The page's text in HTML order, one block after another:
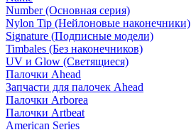
Number (Основная серия)
Nylon Tip (Нейлоновые наконечники)
Signature (Подписные модели)
Timbales (Без наконечников)
UV и Glow (Светящиеся)
Палочки Ahead
Запчасти для палочек Ahead
Палочки Arborea
Палочки Artbeat
American Series